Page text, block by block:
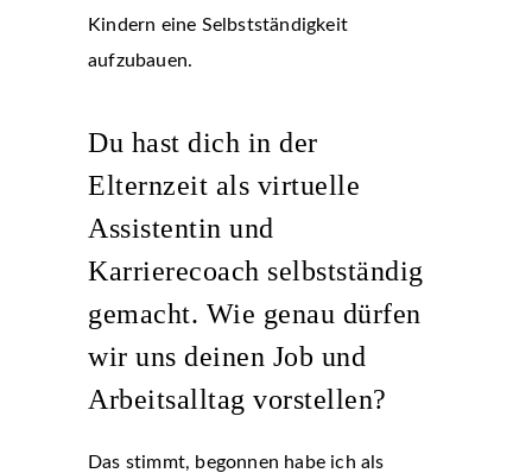
Kindern eine Selbstständigkeit
aufzubauen.
Du hast dich in der
Elternzeit als virtuelle
Assistentin und
Karrierecoach selbstständig
gemacht. Wie genau dürfen
wir uns deinen Job und
Arbeitsalltag vorstellen?
Das stimmt, begonnen habe ich als